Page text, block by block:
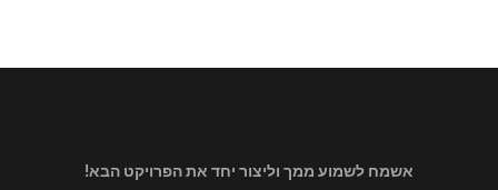
אשמח לשמוע ממך וליצור יחד את הפרויקט הבא!